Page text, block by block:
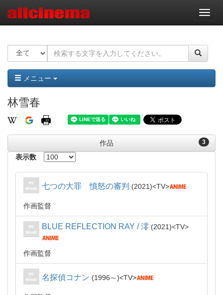
ナ
ビ
ー
ョ
ン
メニュー
林雪春
3
作品
表示数
七つの大罪 憤怒の審判 2021 TV
作画監督
BLUE REFLECTION RAY / 澪 2021 TV
作画監督
名探偵コナン 1996～ TV